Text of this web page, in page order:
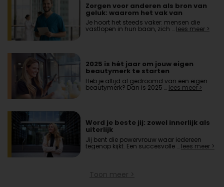
Zorgen voor anderen als bron van
geluk: waarom het vak van
zorgverlener zo voldoening geeft
Je hoort het steeds vaker: mensen die
vastlopen in hun baan, zich … lees meer >
2025 is hét jaar om jouw eigen
beautymerk te starten
Heb je altijd al gedroomd van een eigen
beautymerk? Dan is 2025 … lees meer >
Word je beste jij: zowel innerlijk als
uiterlijk
Jij bent die powervrouw waar iedereen
tegenop kijkt. Een succesvolle … lees meer >
Toon meer >